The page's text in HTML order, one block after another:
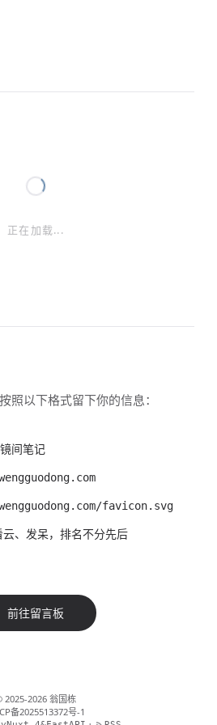
正在加载...
照以下格式留下你的信息：
间笔记
favicon.svg
云、发呆，排名不分先后
前往留言板
2025-2026 翁国栋
备2025513372号-1